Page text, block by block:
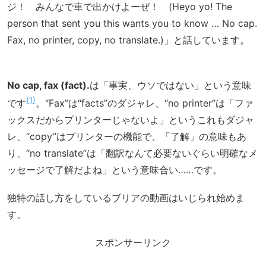
ジ！ みんなで車で出かけよーぜ！ (Heyo yo! The
person that sent you this wants you to know … No cap.
Fax, no printer, copy, no translate.)」と話しています。
No cap, fax (fact).は「事実、ウソではない」という意味
です 1 。“Fax”は“facts”のダジャレ、“no printer”は「ファ
ックスだからプリンターじゃないよ」というこれもダジャ
レ、“copy”はプリンターの機能で、「了解」の意味もあ
り、“no translate”は「翻訳なんて必要ないぐらい明確なメ
ッセージで了解だよね」という意味合い……です。
独特の話し方をしているブリアの動画はいじられ始めま
す。
スポンサーリンク